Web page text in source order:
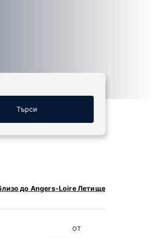
Търси
до Angers-Loire Летище
ОТ